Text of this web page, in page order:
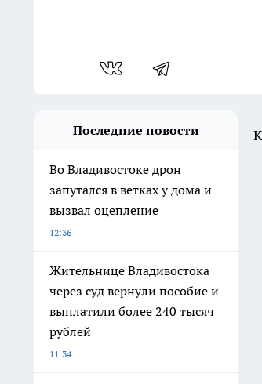
Последние новости
Во Владивостоке дрон
запутался в ветках у дома и
вызвал оцепление
12:36
Жительнице Владивостока
через суд вернули пособие и
выплатили более 240 тысяч
рублей
11:34